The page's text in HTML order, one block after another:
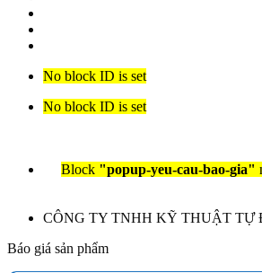
No block ID is set
No block ID is set
Block "popup-yeu-cau-bao-gia"
CÔNG TY TNHH KỸ THUẬT TỰ
Báo giá sản phẩm